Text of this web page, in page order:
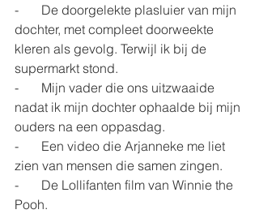
-       De doorgelekte plasluier van mijn
dochter, met compleet doorweekte
kleren als gevolg. Terwijl ik bij de
supermarkt stond.
-       Mijn vader die ons uitzwaaide
nadat ik mijn dochter ophaalde bij mijn
ouders na een oppasdag.
-       Een video die Arjanneke me liet
zien van mensen die samen zingen.
-       De Lollifanten film van Winnie the
Pooh.